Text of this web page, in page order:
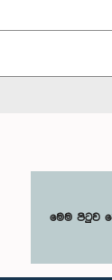
මෙම පිටුව